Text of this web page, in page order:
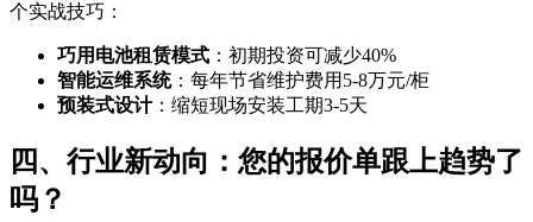
个实战技巧：
巧用电池租赁模式 ：初期投资可减少40%
智能运维系统：每年节省维护费用5-8万元/柜
预装式设计：缩短现场安装工期3-5天
四、行业新动向：您的报价单跟上趋势了
吗？